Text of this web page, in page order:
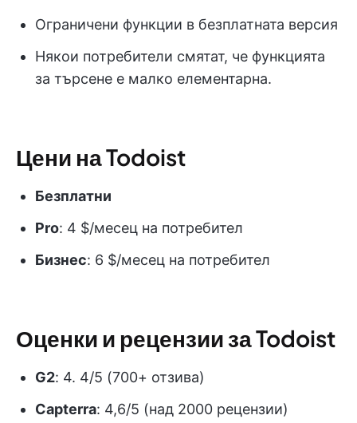
Ограничени функции в безплатната версия
Някои потребители смятат, че функцията
за търсене е малко елементарна.
Цени на Todoist
Безплатни
Pro: 4 $/месец на потребител
Бизнес: 6 $/месец на потребител
Оценки и рецензии за Todoist
G2: 4. 4/5 (700+ отзива)
Capterra: 4,6/5 (над 2000 рецензии)